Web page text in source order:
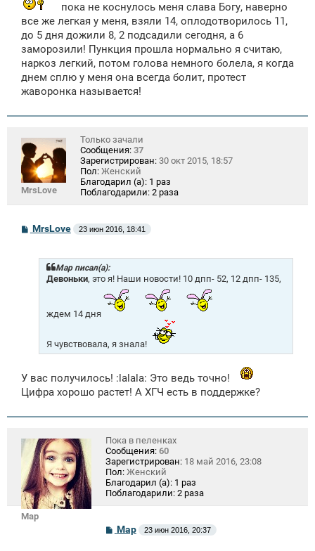
пока не коснулось меня слава Богу, наверно
все же легкая у меня, взяли 14, оплодотворилось 11,
до 5 дня дожили 8, 2 подсадили сегодня, а 6
заморозили! Пункция прошла нормально я считаю,
наркоз легкий, потом голова немного болела, я когда
днем сплю у меня она всегда болит, протест
жаворонка называется!
MrsLove
Только зачали
Сообщения: 37
Зарегистрирован: 30 окт 2015, 18:57
Пол: Женский
Благодарил (а): 1 раз
Поблагодарили: 2 раза
СMrsLove 23 июн 2016, 18:41
Mар писал(а):
Девоньки, это я! Наши новости! 10 дпп- 52, 12 дпп- 135,
ждем 14 дня
Я чувствовала, я знала!
У вас получилось! :lalala: Это ведь точно!
Цифра хорошо растет! А ХГЧ есть в поддержке?
Mар
Пока в пеленках
Сообщения: 60
Зарегистрирован: 18 май 2016, 23:08
Пол: Женский
Благодарил (а): 1 раз
Поблагодарили: 2 раза
С
о
Mар 23 июн 2016, 20:37